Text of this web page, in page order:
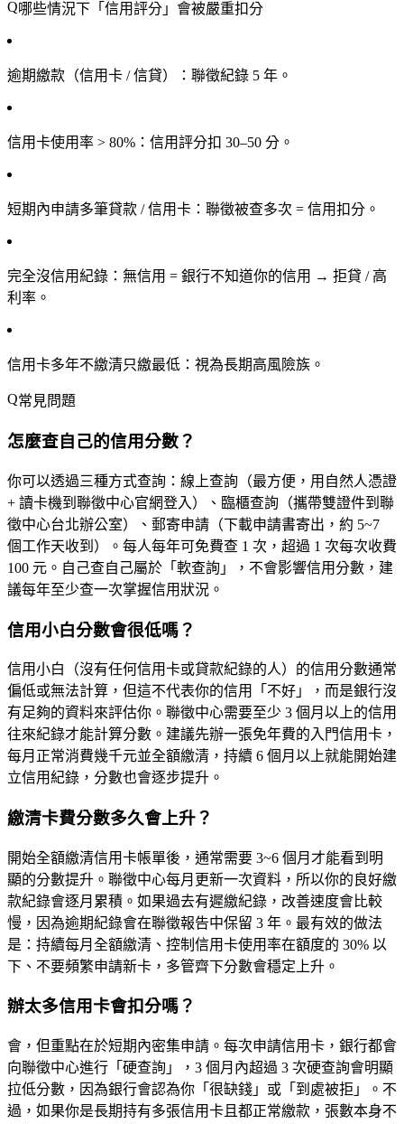
哪些情況下「信用評分」會被嚴重扣分
逾期繳款（信用卡 / 信貸） ：聯徵紀錄 5 年。
信用卡使用率 > 80% ：信用評分扣 30–50 分。
短期內申請多筆貸款 / 信用卡 ：聯徵被查多次 = 信用扣分。
完全沒信用紀錄 ：無信用 = 銀行不知道你的信用 → 拒貸 / 高
利率。
信用卡多年不繳清只繳最低 ：視為長期高風險族。
常見問題
怎麼查自己的信用分數？
你可以透過三種方式查詢： 線上查詢 （最方便，用自然人憑證
+ 讀卡機到聯徵中心官網登入）、 臨櫃查詢 （攜帶雙證件到聯
徵中心台北辦公室）、 郵寄申請 （下載申請書寄出，約 5~7
個工作天收到）。每人每年可免費查 1 次 ，超過 1 次每次收費
100 元。自己查自己屬於「軟查詢」，不會影響信用分數，建
議每年至少查一次掌握信用狀況。
信用小白分數會很低嗎？
信用小白（沒有任何信用卡或貸款紀錄的人）的信用分數通常
偏低或無法計算 ，但這不代表你的信用「不好」，而是銀行沒
有足夠的資料來評估你。聯徵中心需要至少 3 個月以上的信用
往來紀錄才能計算分數。建議先辦一張免年費的入門信用卡，
每月正常消費幾千元並全額繳清，持續 6 個月以上就能開始建
立信用紀錄，分數也會逐步提升。
繳清卡費分數多久會上升？
開始全額繳清信用卡帳單後，通常需要 3~6 個月 才能看到明
顯的分數提升。聯徵中心每月更新一次資料，所以你的良好繳
款紀錄會逐月累積。如果過去有遲繳紀錄，改善速度會比較
慢，因為逾期紀錄會在聯徵報告中保留 3 年。最有效的做法
是：持續每月全額繳清、控制信用卡使用率在額度的 30% 以
下、不要頻繁申請新卡，多管齊下分數會穩定上升。
辦太多信用卡會扣分嗎？
會，但重點在於短期內密集申請 。每次申請信用卡，銀行都會
向聯徵中心進行「硬查詢」，3 個月內超過 3 次硬查詢會明顯
拉低分數，因為銀行會認為你「很缺錢」或「到處被拒」。不
過，如果你是長期持有多張信用卡且都正常繳款，張數本身不